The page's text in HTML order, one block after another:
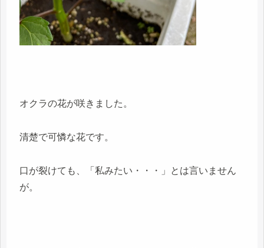
オクラの花が咲きました。
清楚で可憐な花です。
口が裂けても、「私みたい・・・」とは言いません
が。